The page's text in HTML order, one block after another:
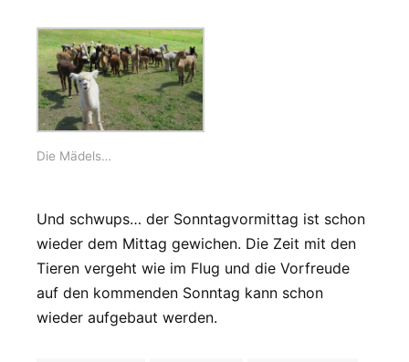
Die Mädels…
Und schwups… der Sonntagvormittag ist schon
wieder dem Mittag gewichen. Die Zeit mit den
Tieren vergeht wie im Flug und die Vorfreude
auf den kommenden Sonntag kann schon
wieder aufgebaut werden.